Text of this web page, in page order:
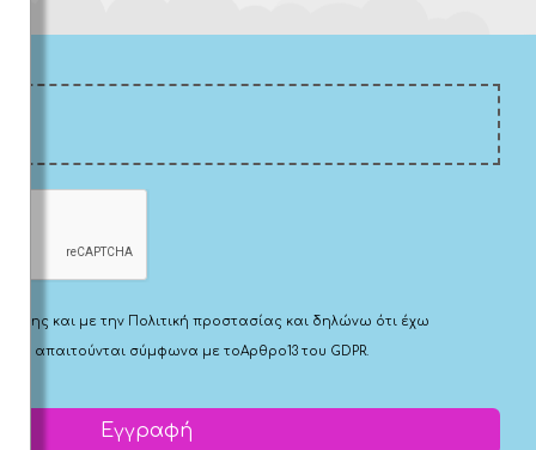
και με την Πολιτική προστασίας και δηλώνω ότι έχω
που απαιτούνται σύμφωνα με τοΑρθρο13 του GDPR.
Εγγραφή